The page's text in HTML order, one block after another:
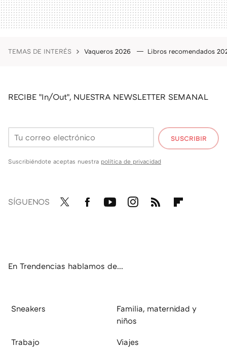
TEMAS DE INTERÉS Vaqueros 2026 Libros recomendados
RECIBE "In/Out", NUESTRA NEWSLETTER SEMANAL
SUSCRIBIR
Suscribiéndote aceptas nuestra política de privacidad
SÍGUENOS
En Trendencias hablamos de...
Sneakers
Familia, maternidad y
niños
Trabajo Viajes